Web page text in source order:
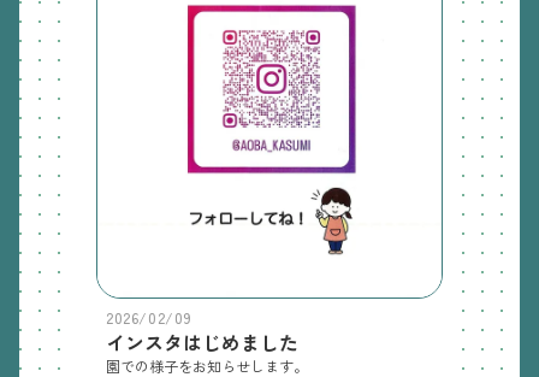
2026/02/09
インスタはじめました
園での様子をお知らせします。